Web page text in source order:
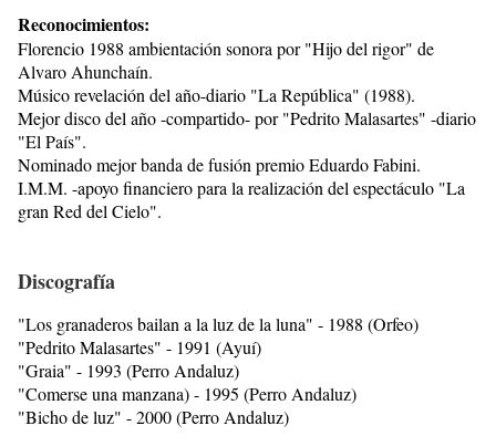
Reconocimientos:
Florencio 1988 ambientación sonora por "Hijo del rigor" de
Alvaro Ahunchaín.
Músico revelación del año-diario "La República" (1988).
Mejor disco del año -compartido- por "Pedrito Malasartes" -diario
"El País".
Nominado mejor banda de fusión premio Eduardo Fabini.
I.M.M. -apoyo financiero para la realización del espectáculo "La
gran Red del Cielo".
Discografía
"Los granaderos bailan a la luz de la luna" - 1988 (Orfeo)
"Pedrito Malasartes" - 1991 (Ayuí)
"Graia" - 1993 (Perro Andaluz)
"Comerse una manzana) - 1995 (Perro Andaluz)
"Bicho de luz" - 2000 (Perro Andaluz)